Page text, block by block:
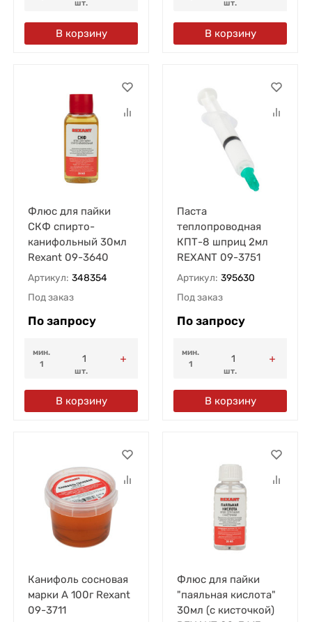
шт.
В корзину
шт.
В корзину
Флюс для пайки
СКФ спирто-
канифольный 30мл
Rexant 09-3640
Артикул: 348354
Под заказ
По запросу
мин.
1
шт.
В корзину
Паста
теплопроводная
КПТ-8 шприц 2мл
REXANT 09-3751
Артикул: 395630
Под заказ
По запросу
мин.
1
шт.
В корзину
Канифоль сосновая
марки А 100г Rexant
09-3711
Флюс для пайки
"паяльная кислота"
30мл (с кисточкой)